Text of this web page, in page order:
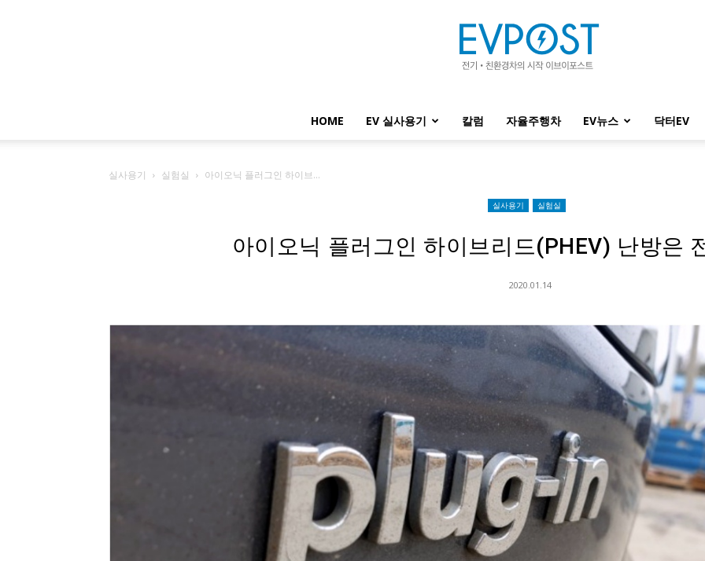
HOME EV 실사용기 칼럼 자율주행차 EV뉴스 닥터EV
실사용기 실험실 아이오닉 플러그인 하이브...
실사용기 실험실
아이오닉 플러그인 하이브리드(PHEV) 난방은
2020.01.14